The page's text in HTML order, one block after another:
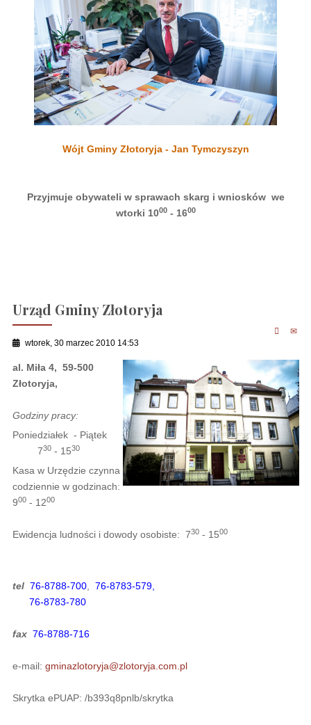
Wójt Gminy Złotoryja - Jan Tymczyszyn
Przyjmuje obywateli w sprawach skarg i wniosków we
wtorki 1000- 1600
Urząd Gminy Złotoryja
wtorek, 30 marzec 2010 14:53
al. Miła 4, 59-500
Złotoryja,
Godziny pracy:
Poniedziałek - Piątek
730- 1530
Kasa w Urzędzie czynna
codziennie w godzinach:
900- 1200
Ewidencja ludności i dowody osobiste: 730- 1500
tel 76-8788-700, 76-8783-579,
76-8783-780
fax 76-8788-716
e-mail: gminazlotoryja@zlotoryja.com.pl
Skrytka ePUAP: /b393q8pnlb/skrytka